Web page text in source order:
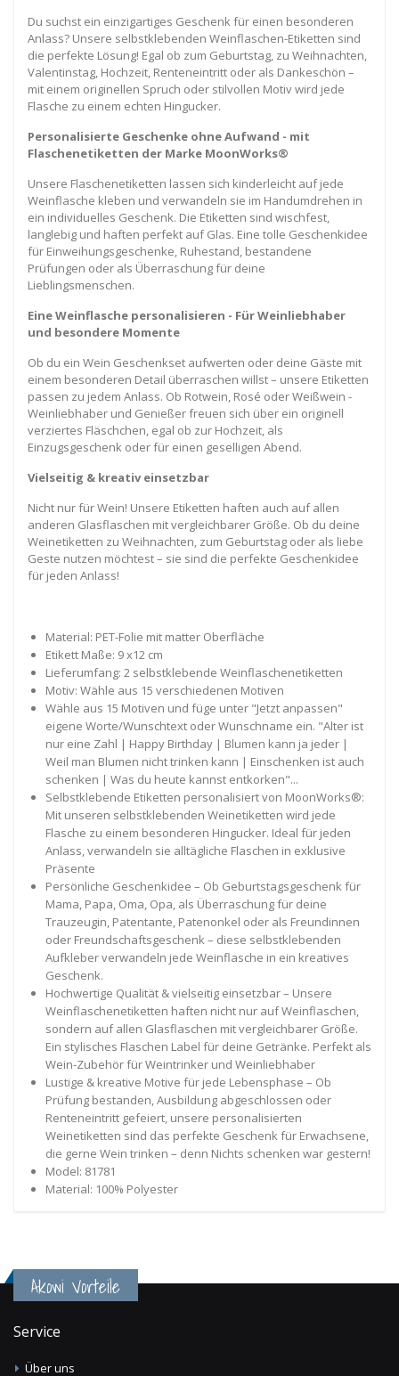
Du suchst ein einzigartiges Geschenk für einen besonderen
Anlass? Unsere selbstklebenden Weinflaschen-Etiketten sind
die perfekte Lösung! Egal ob zum Geburtstag, zu Weihnachten,
Valentinstag, Hochzeit, Renteneintritt oder als Dankeschön –
mit einem originellen Spruch oder stilvollen Motiv wird jede
Flasche zu einem echten Hingucker.
Personalisierte Geschenke ohne Aufwand - mit
Flaschenetiketten der Marke MoonWorks®
Unsere Flaschenetiketten lassen sich kinderleicht auf jede
Weinflasche kleben und verwandeln sie im Handumdrehen in
ein individuelles Geschenk. Die Etiketten sind wischfest,
langlebig und haften perfekt auf Glas. Eine tolle Geschenkidee
für Einweihungsgeschenke, Ruhestand, bestandene
Prüfungen oder als Überraschung für deine
Lieblingsmenschen.
Eine Weinflasche personalisieren - Für Weinliebhaber
und besondere Momente
Ob du ein Wein Geschenkset aufwerten oder deine Gäste mit
einem besonderen Detail überraschen willst – unsere Etiketten
passen zu jedem Anlass. Ob Rotwein, Rosé oder Weißwein -
Weinliebhaber und Genießer freuen sich über ein originell
verziertes Fläschchen, egal ob zur Hochzeit, als
Einzugsgeschenk oder für einen geselligen Abend.
Vielseitig & kreativ einsetzbar
Nicht nur für Wein! Unsere Etiketten haften auch auf allen
anderen Glasflaschen mit vergleichbarer Größe. Ob du deine
Weinetiketten zu Weihnachten, zum Geburtstag oder als liebe
Geste nutzen möchtest – sie sind die perfekte Geschenkidee
für jeden Anlass!
Material: PET-Folie mit matter Oberfläche
Etikett Maße: 9 x12 cm
Lieferumfang: 2 selbstklebende Weinflaschenetiketten
Motiv: Wähle aus 15 verschiedenen Motiven
Wähle aus 15 Motiven und füge unter "Jetzt anpassen"
eigene Worte/Wunschtext oder Wunschname ein. "Alter ist
nur eine Zahl | Happy Birthday | Blumen kann ja jeder |
Weil man Blumen nicht trinken kann | Einschenken ist auch
schenken | Was du heute kannst entkorken"...
Selbstklebende Etiketten personalisiert von MoonWorks®:
Mit unseren selbstklebenden Weinetiketten wird jede
Flasche zu einem besonderen Hingucker. Ideal für jeden
Anlass, verwandeln sie alltägliche Flaschen in exklusive
Präsente
Persönliche Geschenkidee – Ob Geburtstagsgeschenk für
Mama, Papa, Oma, Opa, als Überraschung für deine
Trauzeugin, Patentante, Patenonkel oder als Freundinnen
oder Freundschaftsgeschenk – diese selbstklebenden
Aufkleber verwandeln jede Weinflasche in ein kreatives
Geschenk.
Hochwertige Qualität & vielseitig einsetzbar – Unsere
Weinflaschenetiketten haften nicht nur auf Weinflaschen,
sondern auf allen Glasflaschen mit vergleichbarer Größe.
Ein stylisches Flaschen Label für deine Getränke. Perfekt als
Wein-Zubehör für Weintrinker und Weinliebhaber
Lustige & kreative Motive für jede Lebensphase – Ob
Prüfung bestanden, Ausbildung abgeschlossen oder
Renteneintritt gefeiert, unsere personalisierten
Weinetiketten sind das perfekte Geschenk für Erwachsene,
die gerne Wein trinken – denn Nichts schenken war gestern!
Model: 81781
Material: 100% Polyester
Akowi Vorteile
Service
Über uns